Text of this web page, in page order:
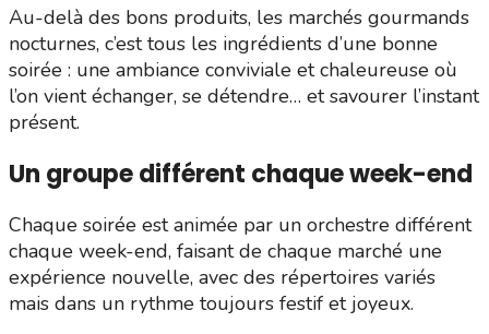
Au-delà des bons produits, les marchés gourmands
nocturnes, c’est tous les ingrédients d’une bonne
soirée : une ambiance conviviale et chaleureuse où
l’on vient échanger, se détendre… et savourer l’instant
présent.
Un groupe différent chaque week-end
Chaque soirée est animée par un orchestre différent
chaque week-end, faisant de chaque marché une
expérience nouvelle, avec des répertoires variés
mais dans un rythme toujours festif et joyeux.